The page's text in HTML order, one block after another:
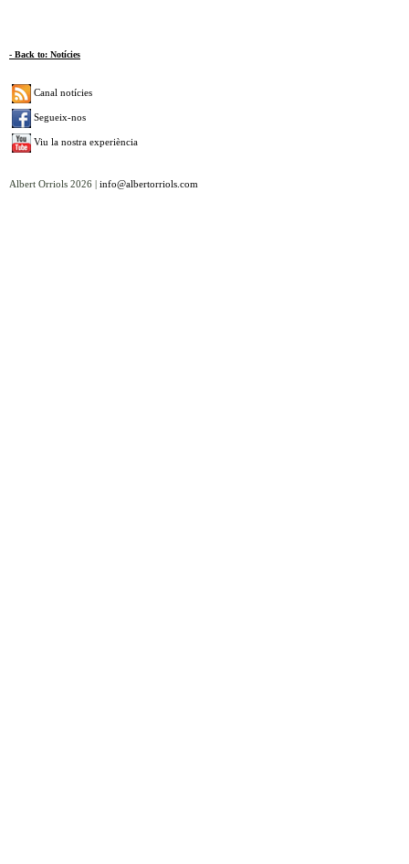
- Back to: Notícies
Albert Orriols 2026 | info@albertorriols.com
Canal notícies
Segueix-nos
Viu la nostra experiència